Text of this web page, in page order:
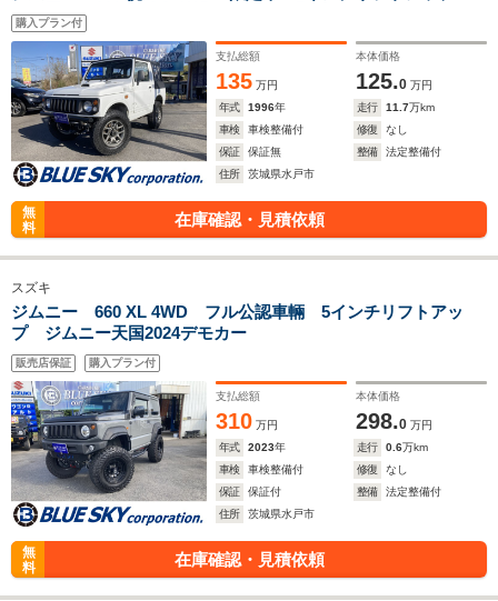
購入プラン付
支払総額
135 万円
本体価格
125.0 万円
年式
1996年 走行 11.7万km
車検
車検整備付 修復
なし
保証
保証無 整備
法定整備付
住所
茨城県水戸市
無
料
在庫確認・見積依頼
スズキ
ジムニー 660 XL 4WD フル公認車輛 5インチリフトアッ
プ ジムニー天国2024デモカー
販売店保証 購入プラン付
支払総額
310 万円
本体価格
298.0 万円
年式
2023年 走行 0.6万km
車検
車検整備付 修復
なし
保証
保証付 整備
法定整備付
住所
茨城県水戸市
無
料
在庫確認・見積依頼